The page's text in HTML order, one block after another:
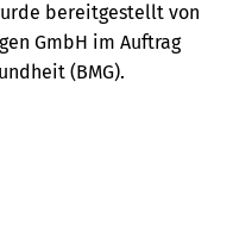
bereitgestellt von
GmbH im Auftrag
(BMG).